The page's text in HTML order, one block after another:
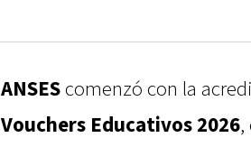
ANSEScomenzó con la
Vouchers Educativos 2026,